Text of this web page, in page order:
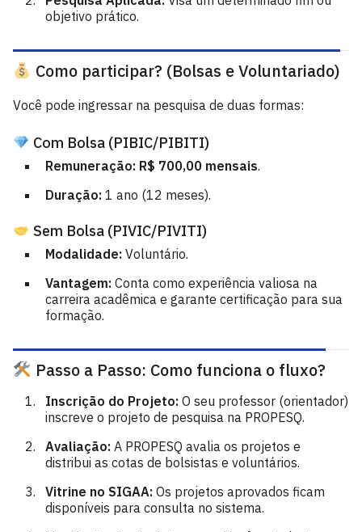
objetivo prático.
Como participar? (Bolsas e Voluntariado)
Você pode ingressar na pesquisa de duas formas:
Com Bolsa (PIBIC/PIBITI)
Remuneração: R$ 700,00 mensais.
Duração: 1 ano (12 meses).
Sem Bolsa (PIVIC/PIVITI)
Modalidade: Voluntário.
Vantagem: Conta como experiência valiosa na
carreira acadêmica e garante certificação para sua
formação.
Passo a Passo: Como funciona o fluxo?
Inscrição do Projeto: O seu professor (orientador)
inscreve o projeto de pesquisa na PROPESQ.
Avaliação: A PROPESQ avalia os projetos e
distribui as cotas de bolsistas e voluntários.
Vitrine no SIGAA: Os projetos aprovados ficam
disponíveis para consulta no sistema.